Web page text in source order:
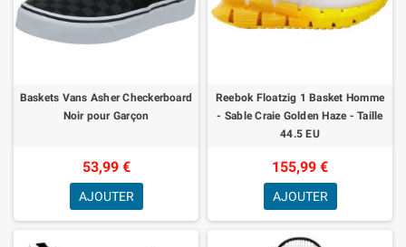
Baskets Vans Asher Checkerboard
Noir pour Garçon
53,99 €
AJOUTER
Reebok Floatzig 1 Basket Homme
- Sable Craie Golden Haze - Taille
44.5 EU
155,99 €
AJOUTER